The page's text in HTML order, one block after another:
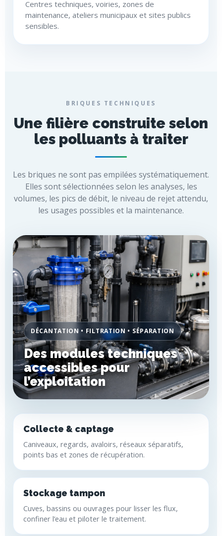
Centres techniques, voiries, zones de
maintenance, ateliers municipaux et sites publics
sensibles.
BRIQUES TECHNIQUES
Une filière construite selon
les polluants à traiter
Les briques ne sont pas empilées systématiquement.
Elles sont sélectionnées selon les analyses, les
volumes, les pics de débit, le niveau de rejet attendu,
les usages possibles et la maintenance.
DÉCANTATION • FILTRATION • SÉPARATION
Des modules techniques
accessibles pour
l’exploitation
Collecte & captage
Caniveaux, regards, avaloirs, réseaux séparatifs,
points bas et zones de récupération.
Stockage tampon
Cuves, bassins ou ouvrages pour lisser les flux,
confiner l’eau et piloter le traitement.